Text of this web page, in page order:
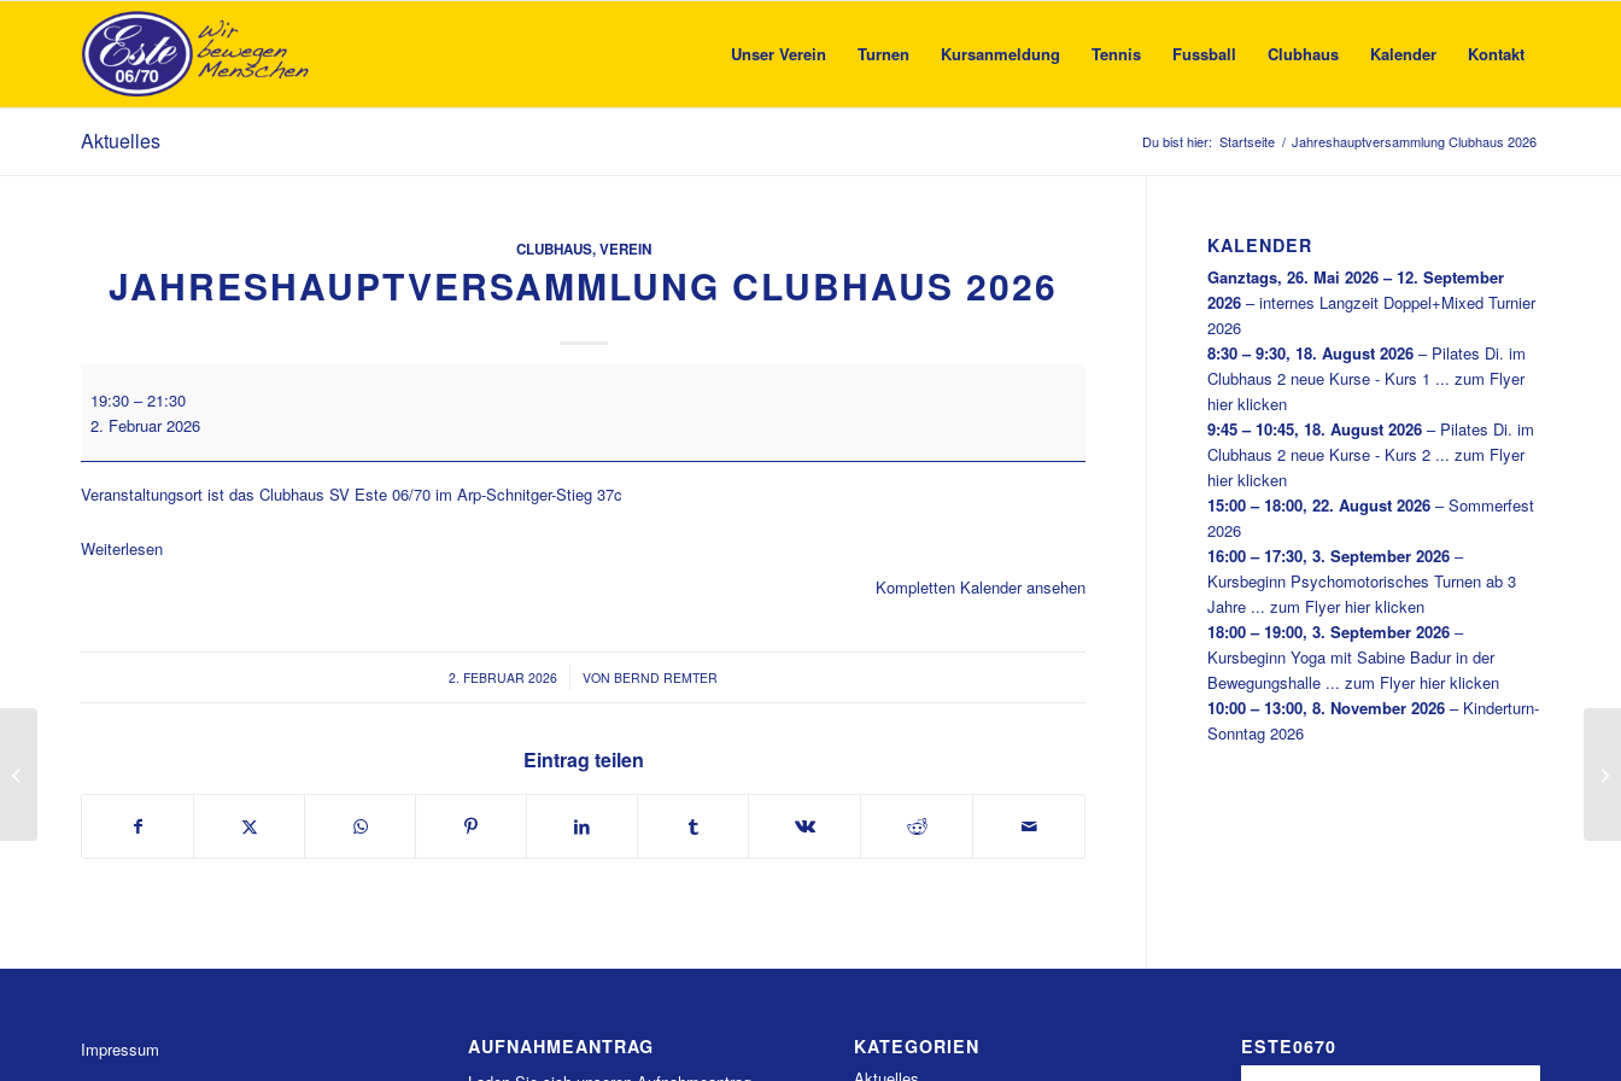
Unser Verein Turnen Kursanmeldung Tennis Fussball Clubhaus Kalender Kontakt
Aktuelles Du bist hier: Startseite / Jahreshauptversammlung Clubhaus 2026
CLUBHAUS,VEREIN
JAHRESHAUPTVERSAMMLUNG CLUBHAUS 2026
Clubhaus
2026
19:30 –21:30
2. Februar 2026
Veranstaltungsort ist das Clubhaus SV Este 06/70 im Arp-Schnitger-Stieg 37c
Weiterlesen
Kompletten Kalender ansehen
2. FEBRUAR 2026
/ VONBERND REMTER
Eintrag teilen
KALENDER
Ganztags,26. Mai 2026 – 12. September
2026 –internes Langzeit Doppel+Mixed Turnier
2026
8:30 – 9:30,18. August 2026 – Pilates Di. im
Clubhaus 2 neue Kurse - Kurs 1 ... zum Flyer
hier klicken
9:45 – 10:45,18. August 2026 – Pilates Di. im
Clubhaus 2 neue Kurse - Kurs 2 ... zum Flyer
hier klicken
15:00 – 18:00,22. August 2026 –Sommerfest
2026
16:00 – 17:30,3. September 2026 –
Kursbeginn Psychomotorisches Turnen ab 3
Jahre ... zum Flyer hier klicken
18:00 – 19:00,3. September 2026 –
Kursbeginn Yoga mit Sabine Badur in der
Bewegungshalle ... zum Flyer hier klicken
10:00 – 13:00,8. November 2026 – Kinderturn-
Sonntag 2026
Impressum
AUFNAHMEANTRAG KATEGORIEN ESTE0670